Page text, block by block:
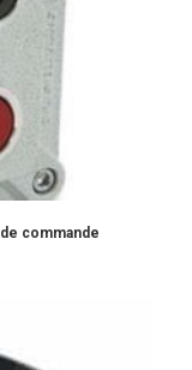
commande